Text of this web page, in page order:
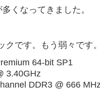
くなってきました。
クです。もう弱々です
64-bit SP1
3.40GHz
DDR3 @ 666